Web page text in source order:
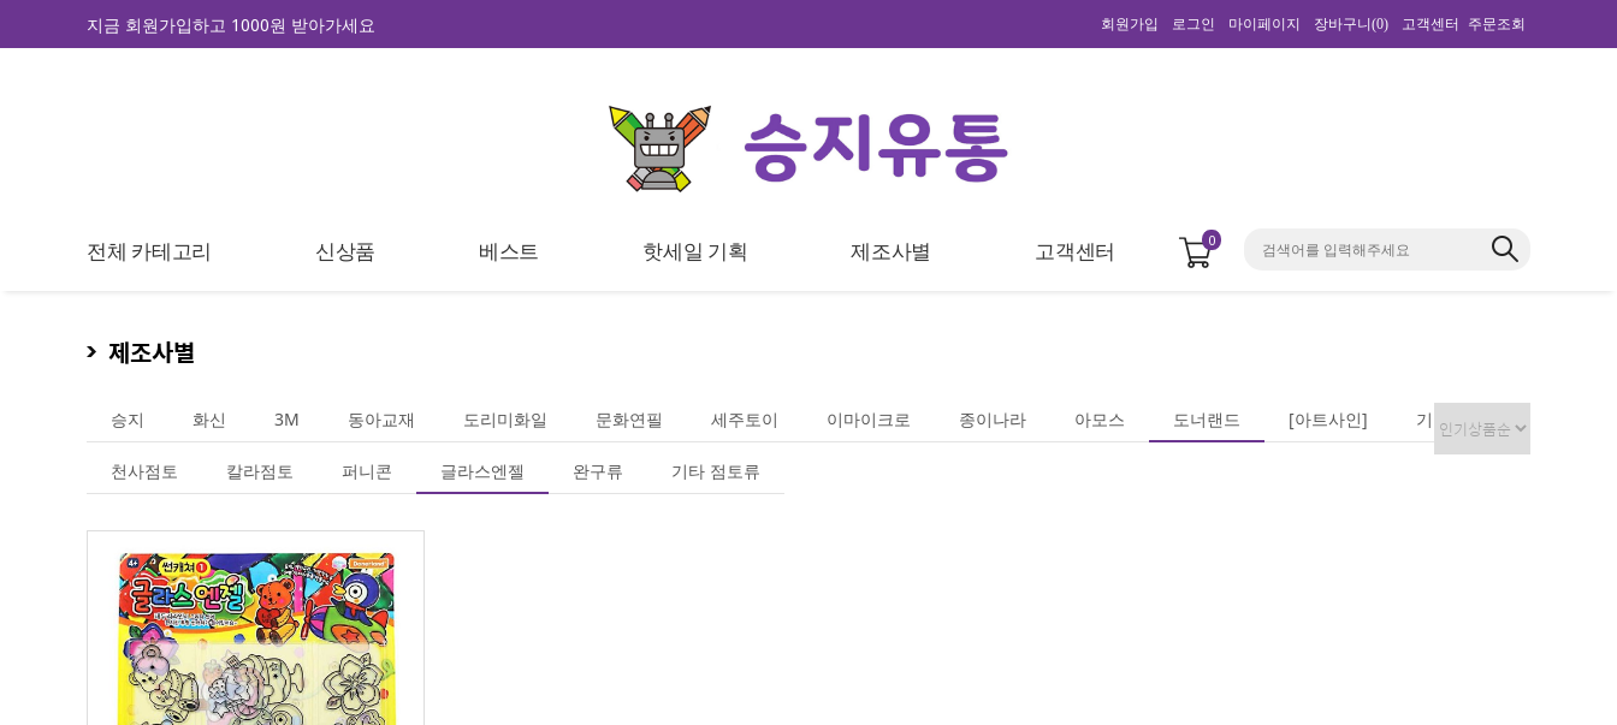
지금 회원가입하고 1000원 받아가세요 회원가입 로그인 마이페이지 장바구니(0) 고객센터 주문조회
전체 카테고리 신상품 베스트 핫세일 기획 제조사별 고객센터 0
제조사별
승지 화신 3M 동아교재 도리미화일 문화연필 세주토이 이마이크로 종이나라 아모스 도너랜드 [아트사인] 기타
천사점토 칼라점토 퍼니콘 글라스엔젤 완구류 기타 점토류